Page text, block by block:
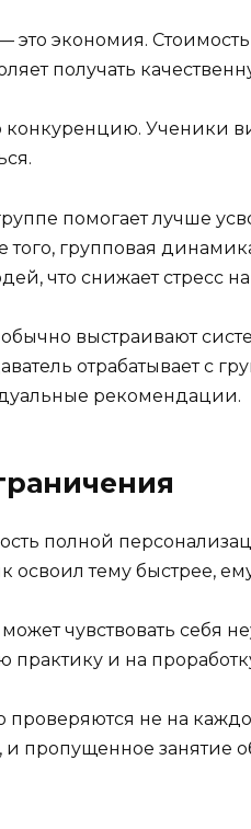
экономия.
получать
конкуренцию. Ученики
помогает лучше
того, групповая
что снижает стресс
выстраивают
отрабатывает с
рекомендации.
полной
тему быстрее,
может чувствовать
практику и на
проверяются не на
и пропущенное занятие